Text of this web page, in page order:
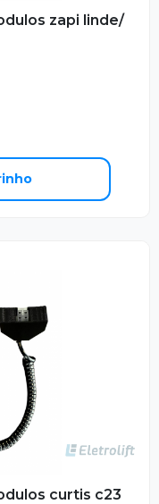
zapi linde/
curtis c23